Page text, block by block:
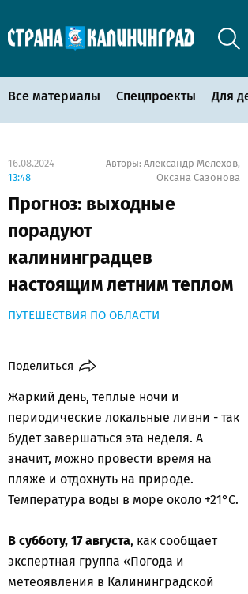
Все материалы Спецпроекты Для
16.08.2024
13:48
Авторы: Александр Мелехов,
Оксана Сазонова
Прогноз: выходные
порадуют
калининградцев
настоящим летним теплом
ПУТЕШЕСТВИЯ ПО ОБЛАСТИ
Поделиться
Жаркий день, теплые ночи и
периодические локальные ливни - так
будет завершаться эта неделя. А
значит, можно провести время на
пляже и отдохнуть на природе.
Температура воды в море около +21°С.
В субботу, 17 августа, как сообщает
экспертная группа «Погода и
метеоявления в Калининградской